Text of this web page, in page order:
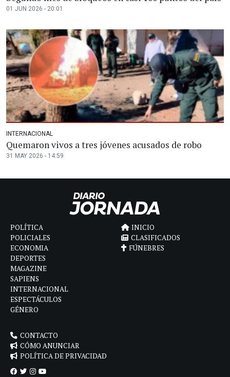
01 JUN 2026 - 20:01
INTERNACIONAL
Quemaron vivos a tres jóvenes acusados de robo
31 MAY 2026 - 14:59
POLÍTICA
POLICIALES
ECONOMIA
DEPORTES
MAGAZINE
SAPIENS
INTERNACIONAL
ESPECTÁCULOS
GÉNERO
INICIO
CLASIFICADOS
FÚNEBRES
CONTACTO
CÓMO ANUNCIAR
POLÍTICA DE PRIVACIDAD